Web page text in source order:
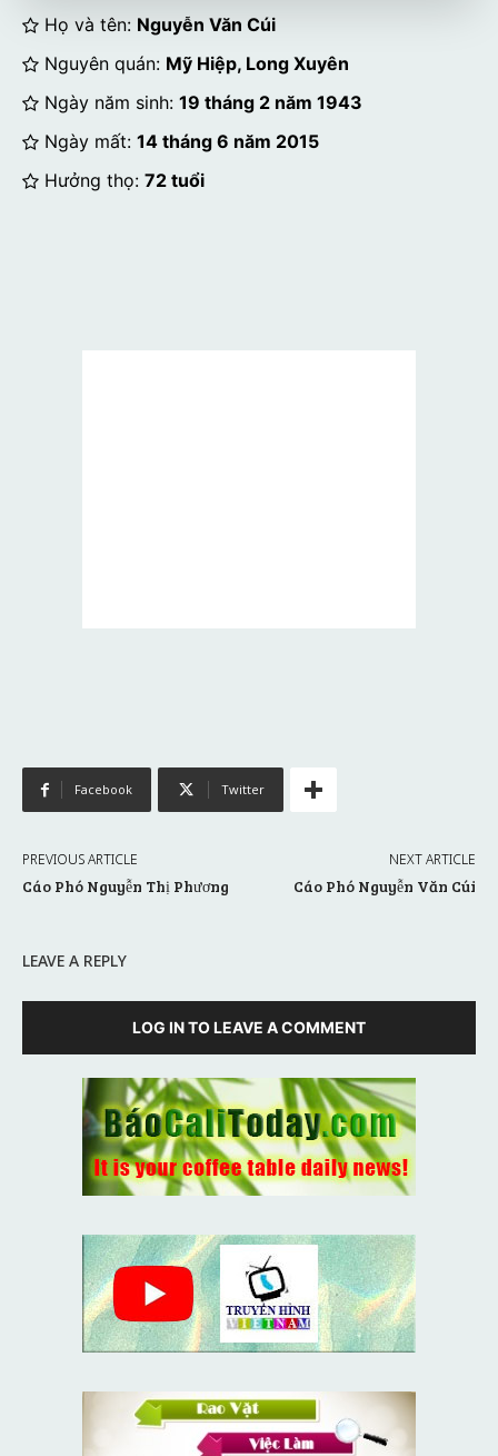
Họ và tên: Nguyễn Văn Cúi
Nguyên quán: Mỹ Hiệp, Long Xuyên
Ngày năm sinh: 19 tháng 2 năm 1943
Ngày mất: 14 tháng 6 năm 2015
Hưởng thọ: 72 tuổi
Facebook Twitter
PREVIOUS ARTICLE
Cáo Phó Nguyễn Thị Phương
NEXT ARTICLE
Cáo Phó Nguyễn Văn Cúi
LEAVE A REPLY
LOG IN TO LEAVE A COMMENT